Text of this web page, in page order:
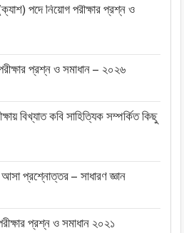
পদে নিয়োগ পরীক্ষার প্রশ্ন ও
প্রশ্ন ও সমাধান – ২০২৬
বিখ্যাত কবি সাহিত্যিক সম্পর্কিত কিছু
আসা প্রশ্নোত্তর – সাধারণ জ্ঞান
প্রশ্ন ও সমাধান ২০২১